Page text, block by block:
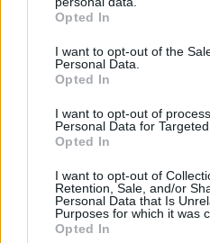
grant or deny consent to
use your data for below
consent section.
Opted In
I want to opt-out of the
Personal Data.
Opted In
I want to opt-out of
Personal Data for Targeted
Opted In
I want to opt-out of
Retention, Sale, and/or
Personal Data that Is
Purposes for which it was
Opted In
ΡΟΗ ΕΙΔΗΣΕΩΝ
Ειδήσεις
Νηστεία
κατσαρόλας
πριν 7 λεπτά
Ο ΣΚΑΪ έλυσε τη
σύμβουλο, Γρηγόρη
ανακοίνωση
πριν 9 λεπτά
πριν 11 λεπτά